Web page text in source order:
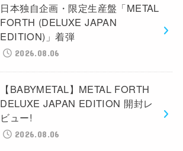
日本独自企画・限定生産盤「METAL
FORTH (DELUXE JAPAN
EDITION)」着弾
2026.08.06
【BABYMETAL】METAL FORTH
DELUXE JAPAN EDITION 開封レ
ビュー!
2026.08.06